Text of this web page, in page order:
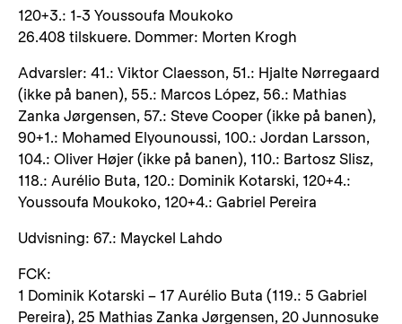
120+3.: 1-3 Youssoufa Moukoko
26.408 tilskuere. Dommer: Morten Krogh
Advarsler: 41.: Viktor Claesson, 51.: Hjalte Nørregaard
(ikke på banen), 55.: Marcos López, 56.: Mathias
Zanka Jørgensen, 57.: Steve Cooper (ikke på banen),
90+1.: Mohamed Elyounoussi, 100.: Jordan Larsson,
104.: Oliver Højer (ikke på banen), 110.: Bartosz Slisz,
118.: Aurélio Buta, 120.: Dominik Kotarski, 120+4.:
Youssoufa Moukoko, 120+4.: Gabriel Pereira
Udvisning: 67.: Mayckel Lahdo
FCK:
1 Dominik Kotarski – 17 Aurélio Buta (119.: 5 Gabriel
Pereira), 25 Mathias Zanka Jørgensen, 20 Junnosuke